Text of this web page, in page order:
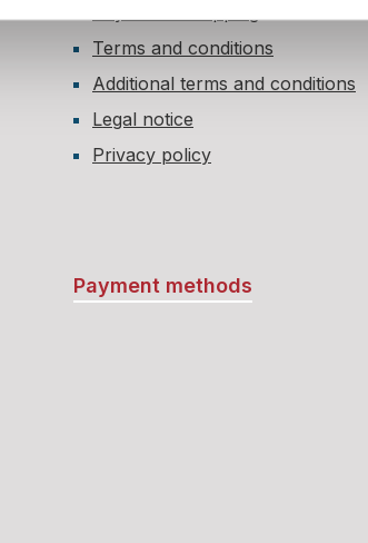
Terms and conditions
Additional terms and conditions
Legal notice
Privacy policy
Payment methods